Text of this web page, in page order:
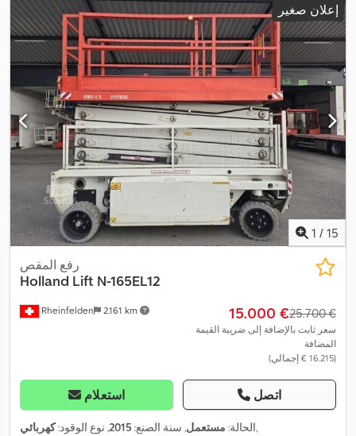
إعلان صغير
1 / 15
Rheinfelden 2.161 km
رفع المقص
Holland Lift N-165EL12
‏15.000 € ‏25.700 €
سعر ثابت بالإضافة إلى ضريبة القيمة
المضافة
(‏16.215 € إجمالي)
استعلام اتصل
الحالة: مستعمل, سنة الصنع: 2015, نوع الوقود:كهربائي ,